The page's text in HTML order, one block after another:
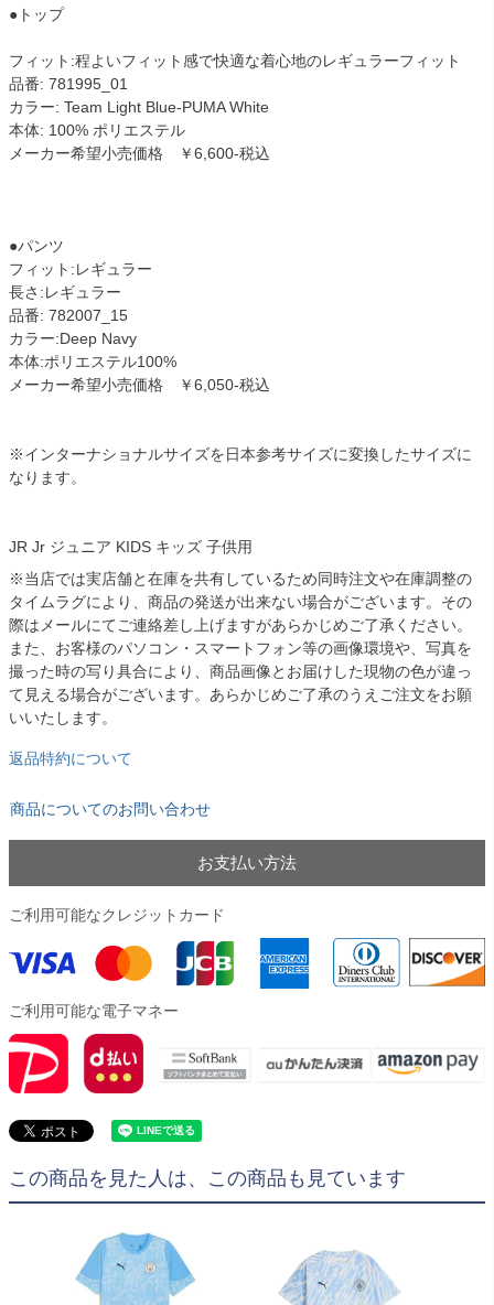
●トップ
フィット:程よいフィット感で快適な着心地のレギュラーフィット
品番: 781995_01
カラー: Team Light Blue-PUMA White
本体: 100% ポリエステル
メーカー希望小売価格 ￥6,600-税込
●パンツ
フィット:レギュラー
長さ:レギュラー
品番: 782007_15
カラー:Deep Navy
本体:ポリエステル100%
メーカー希望小売価格 ￥6,050-税込
※インターナショナルサイズを日本参考サイズに変換したサイズに
なります。
JR Jr ジュニア KIDS キッズ 子供用
※当店では実店舗と在庫を共有しているため同時注文や在庫調整の
タイムラグにより、商品の発送が出来ない場合がございます。その
際はメールにてご連絡差し上げますがあらかじめご了承ください。
また、お客様のパソコン・スマートフォン等の画像環境や、写真を
撮った時の写り具合により、商品画像とお届けした現物の色が違っ
て見える場合がございます。あらかじめご了承のうえご注文をお願
いいたします。
返品特約について
商品についてのお問い合わせ
お支払い方法
ご利用可能なクレジットカード
ご利用可能な電子マネー
この商品を見た人は、この商品も見ています